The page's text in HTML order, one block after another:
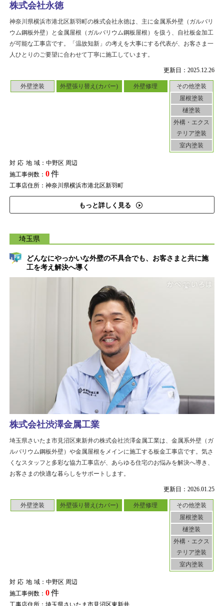
更新日：2025.12.26
外壁塗装 外壁張り替え(カバー) 外壁修理
その他塗装
屋根塗装
樋塗装
外構・エクス
テリア塗装
室内塗装
対応地域：中野区 周辺
施工事例数： 0件
工事店住所：神奈川県横浜市港北区新羽町
もっと詳しく見る
株式会社永徳
神奈川県横浜市港北区新羽町の株式会社永徳は、主に金属系外壁（ガルバリ
ウム鋼板外壁）と金属屋根（ガルバリウム鋼板屋根）を扱う、自社板金加工
が可能な工事店です。「温故知新」の考えを大事にする代表が、お客さま一
人ひとりのご要望に合わせて丁寧に施工しています。
埼玉県
どんなにやっかいな外壁の不具合でも、お客さまと共に施
工を考え解決へ導く
更新日：2026.01.25
外壁塗装 外壁張り替え(カバー) 外壁修理
その他塗装
屋根塗装
樋塗装
外構・エクス
テリア塗装
室内塗装
対応地域：中野区 周辺
施工事例数： 0件
工事店住所：埼玉県さいたま市見沼区東新井
株式会社渋澤金属工業
埼玉県さいたま市見沼区東新井の株式会社渋澤金属工業は、金属系外壁（ガ
ルバリウム鋼板外壁）や金属屋根をメインに施工する板金工事店です。気さ
くなスタッフと多彩な協力工事店が、あらゆる住宅のお悩みを解決へ導き、
お客さまの快適な暮らしをサポートします。